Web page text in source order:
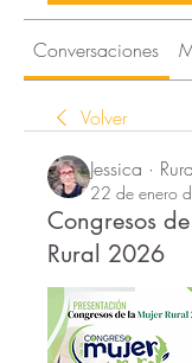
Conversaciones
Volver
Jessica ·
22 de enero
Congresos
Rural 2026